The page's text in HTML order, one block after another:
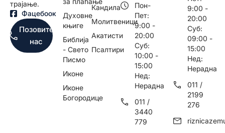
трајање.
Фацебоок
Позовите
нас
Духовне
књиге
Библија
- Свето
Писмо
Иконе
Иконе
Богородице
Кандила
Молитвеници
Акатисти
Псалтири
Пон-
Пет:
9:00 -
20:00
Суб:
10:00 -
15:00
Нед:
Нерадна
011 /
3440
779
9:00 -
20:00
Суб:
09:00 -
15:00
Нед:
Нерадна
011 /
2199
276